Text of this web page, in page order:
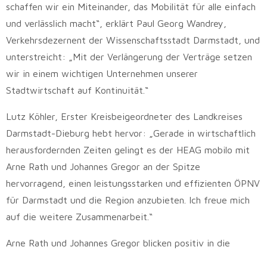
schaffen wir ein Miteinander, das Mobilität für alle einfach
und verlässlich macht“, erklärt Paul Georg Wandrey,
Verkehrsdezernent der Wissenschaftsstadt Darmstadt, und
unterstreicht: „Mit der Verlängerung der Verträge setzen
wir in einem wichtigen Unternehmen unserer
Stadtwirtschaft auf Kontinuität.“
Lutz Köhler, Erster Kreisbeigeordneter des Landkreises
Darmstadt-Dieburg hebt hervor: „Gerade in wirtschaftlich
herausfordernden Zeiten gelingt es der HEAG mobilo mit
Arne Rath und Johannes Gregor an der Spitze
hervorragend, einen leistungsstarken und effizienten ÖPNV
für Darmstadt und die Region anzubieten. Ich freue mich
auf die weitere Zusammenarbeit.“
Arne Rath und Johannes Gregor blicken positiv in die